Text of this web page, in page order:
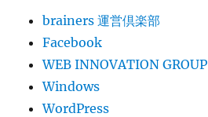
brainers 運営倶楽部
Facebook
WEB INNOVATION GROUP
Windows
WordPress